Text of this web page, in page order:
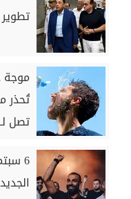
موجة
تُحذر
تصل لـ 100%
6